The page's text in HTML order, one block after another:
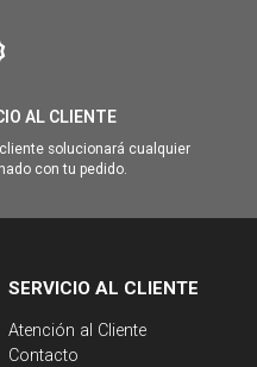
AL CLIENTE
solucionará cualquier
con tu pedido.
SERVICIO AL CLIENTE
Atención al Cliente
Contacto